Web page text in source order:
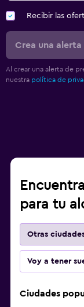
Recibir las
Crea una
Al crear una alerta de
nuestra política de
para tu
Otras
Voy a tener
Ciudades